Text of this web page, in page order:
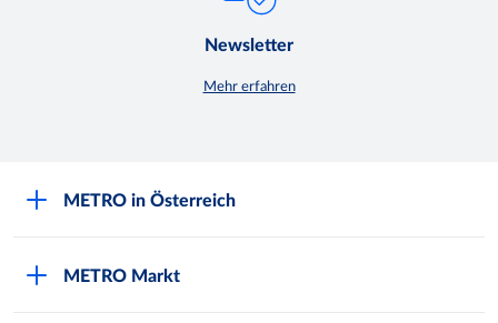
Newsletter
Mehr erfahren
METRO in Österreich
METRO Markt